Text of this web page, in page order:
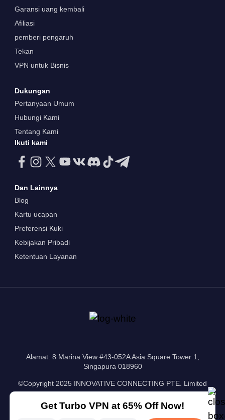
Garansi uang kembali
Afiliasi
pemberi pengaruh
Tekan
VPN untuk Bisnis
Dukungan
Pertanyaan Umum
Hubungi Kami
Tentang Kami
Ikuti kami
Dan Lainnya
Blog
Kartu ucapan
Preferensi Kuki
Kebijakan Pribadi
Ketentuan Layanan
Alamat: 8 Marina View #43-052A Asia Square Tower 1,
Singapura 018960
©Copyright 2025 INNOVATIVE CONNECTING PTE. Limited
Get Turbo VPN at 65% Off Now!